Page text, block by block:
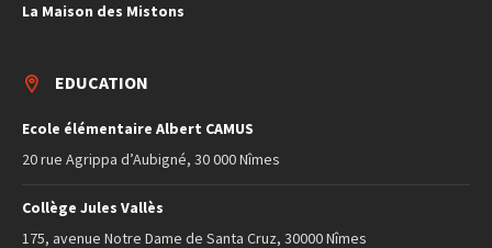
La Maison des Mistons
EDUCATION
Ecole élémentaire Albert CAMUS
20 rue Agrippa d’Aubigné, 30 000 Nîmes
Collège Jules Vallès
175, avenue Notre Dame de Santa Cruz, 30000 Nîmes